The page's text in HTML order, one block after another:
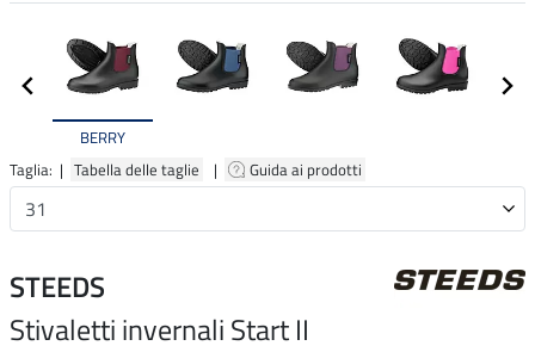
BERRY
Taglia: | Tabella delle taglie | Guida ai prodotti
STEEDS
Stivaletti invernali Start II